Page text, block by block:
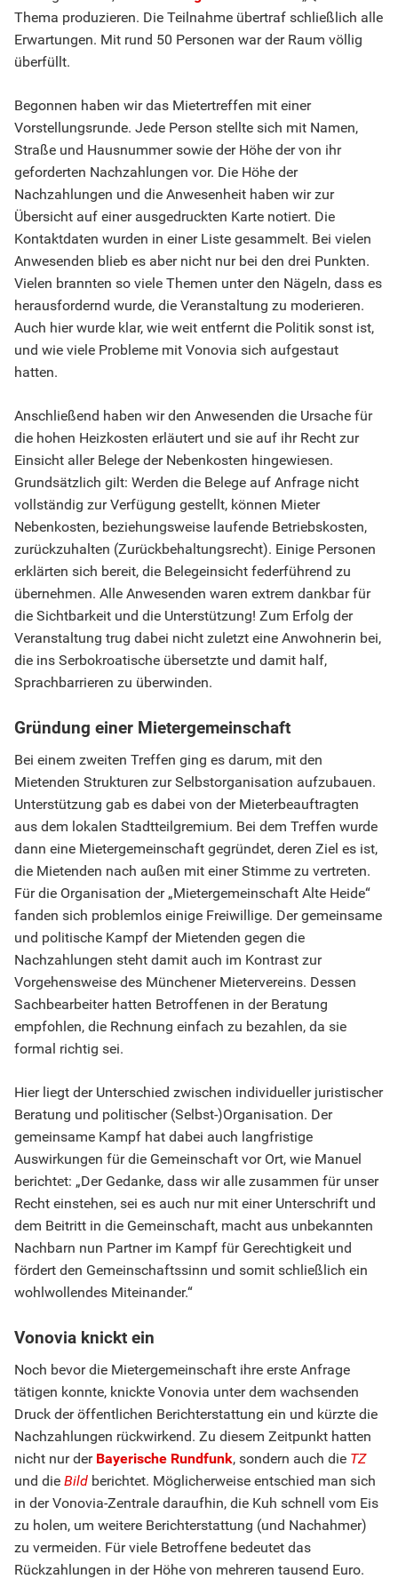
Thema produzieren. Die Teilnahme übertraf schließlich alle
Erwartungen. Mit rund 50 Personen war der Raum völlig
überfüllt.
Begonnen haben wir das Mietertreffen mit einer
Vorstellungsrunde. Jede Person stellte sich mit Namen,
Straße und Hausnummer sowie der Höhe der von ihr
geforderten Nachzahlungen vor. Die Höhe der
Nachzahlungen und die Anwesenheit haben wir zur
Übersicht auf einer ausgedruckten Karte notiert. Die
Kontaktdaten wurden in einer Liste gesammelt. Bei vielen
Anwesenden blieb es aber nicht nur bei den drei Punkten.
Vielen brannten so viele Themen unter den Nägeln, dass es
herausfordernd wurde, die Veranstaltung zu moderieren.
Auch hier wurde klar, wie weit entfernt die Politik sonst ist,
und wie viele Probleme mit Vonovia sich aufgestaut
hatten.
Anschließend haben wir den Anwesenden die Ursache für
die hohen Heizkosten erläutert und sie auf ihr Recht zur
Einsicht aller Belege der Nebenkosten hingewiesen.
Grundsätzlich gilt: Werden die Belege auf Anfrage nicht
vollständig zur Verfügung gestellt, können Mieter
Nebenkosten, beziehungsweise laufende Betriebskosten,
zurückzuhalten (Zurückbehaltungsrecht). Einige Personen
erklärten sich bereit, die Belegeinsicht federführend zu
übernehmen. Alle Anwesenden waren extrem dankbar für
die Sichtbarkeit und die Unterstützung! Zum Erfolg der
Veranstaltung trug dabei nicht zuletzt eine Anwohnerin bei,
die ins Serbokroatische übersetzte und damit half,
Sprachbarrieren zu überwinden.
Gründung einer Mietergemeinschaft
Bei einem zweiten Treffen ging es darum, mit den
Mietenden Strukturen zur Selbstorganisation aufzubauen.
Unterstützung gab es dabei von der Mieterbeauftragten
aus dem lokalen Stadtteilgremium. Bei dem Treffen wurde
dann eine Mietergemeinschaft gegründet, deren Ziel es ist,
die Mietenden nach außen mit einer Stimme zu vertreten.
Für die Organisation der „Mietergemeinschaft Alte Heide“
fanden sich problemlos einige Freiwillige. Der gemeinsame
und politische Kampf der Mietenden gegen die
Nachzahlungen steht damit auch im Kontrast zur
Vorgehensweise des Münchener Mietervereins. Dessen
Sachbearbeiter hatten Betroffenen in der Beratung
empfohlen, die Rechnung einfach zu bezahlen, da sie
formal richtig sei.
Hier liegt der Unterschied zwischen individueller juristischer
Beratung und politischer (Selbst-)Organisation. Der
gemeinsame Kampf hat dabei auch langfristige
Auswirkungen für die Gemeinschaft vor Ort, wie Manuel
berichtet: „Der Gedanke, dass wir alle zusammen für unser
Recht einstehen, sei es auch nur mit einer Unterschrift und
dem Beitritt in die Gemeinschaft, macht aus unbekannten
Nachbarn nun Partner im Kampf für Gerechtigkeit und
fördert den Gemeinschaftssinn und somit schließlich ein
wohlwollendes Miteinander.“
Vonovia knickt ein
Noch bevor die Mietergemeinschaft ihre erste Anfrage
tätigen konnte, knickte Vonovia unter dem wachsenden
Druck der öffentlichen Berichterstattung ein und kürzte die
Nachzahlungen rückwirkend. Zu diesem Zeitpunkt hatten
nicht nur der Bayerische Rundfunk, sondern auch die TZ
und die Bild berichtet. Möglicherweise entschied man sich
in der Vonovia-Zentrale daraufhin, die Kuh schnell vom Eis
zu holen, um weitere Berichterstattung (und Nachahmer)
zu vermeiden. Für viele Betroffene bedeutet das
Rückzahlungen in der Höhe von mehreren tausend Euro.